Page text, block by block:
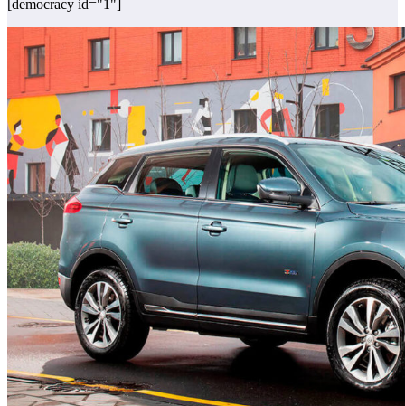
[democracy id="1"]